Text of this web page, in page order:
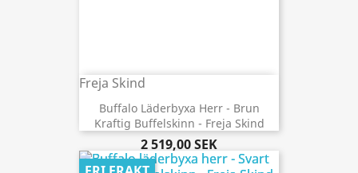
Freja Skind
Buffalo Läderbyxa Herr - Brun
Kraftig Buffelskinn - Freja Skind
2 519,00 SEK